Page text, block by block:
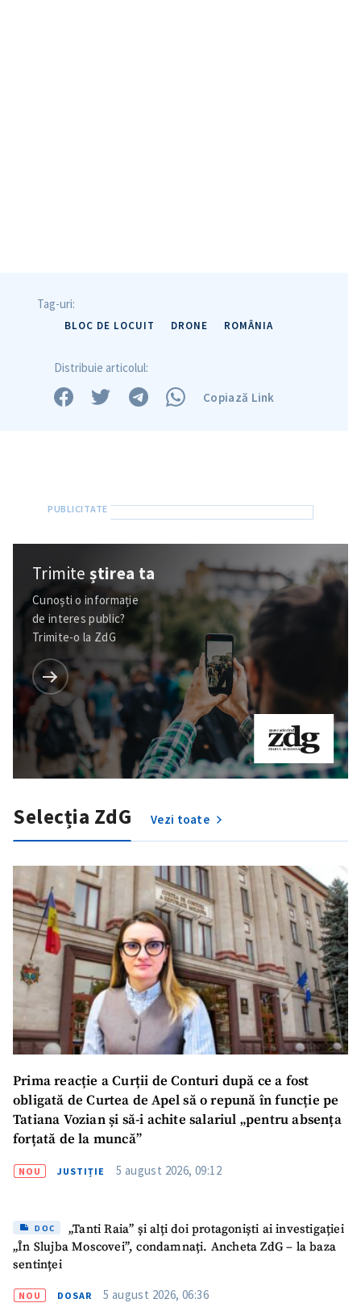
Tag-uri:
BLOC DE LOCUIT DRONE ROMÂNIA
Distribuie articolul:
Copiază Link
Trimiteștirea ta
Cunoști o informație
de interes public?
Trimite-o la ZdG
Selecția ZdG Vezi toate
Prima reacție a Curții de Conturi după ce a fost
obligată de Curtea de Apel să o repună în funcție pe
Tatiana Vozian și să-i achite salariul „pentru absența
forțată de la muncă”
NOU JUSTIȚIE 5 august 2026, 09:12
DOC
„Tanti Raia” și alți doi protagoniști ai investigației
„În Slujba Moscovei”, condamnați. Ancheta ZdG – la baza
sentinței
NOU DOSAR 5 august 2026, 06:36
ȘTIREA MEA
Titlu știre
+ Adaugă titlu
Fotografie
+ Încarcă imagine
Link media
+ Link media
Mesajul știrei
+ Mesajul știrei
Sursă anonimă
Nume+ Numele meu
Email+ Emailul meu
Telefon
+ Telefon personal
confidențialitate.